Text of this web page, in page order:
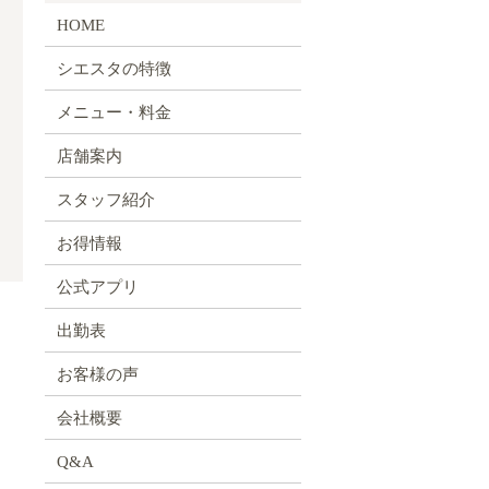
HOME
シエスタの特徴
メニュー・料金
店舗案内
スタッフ紹介
お得情報
公式アプリ
出勤表
お客様の声
会社概要
Q&A